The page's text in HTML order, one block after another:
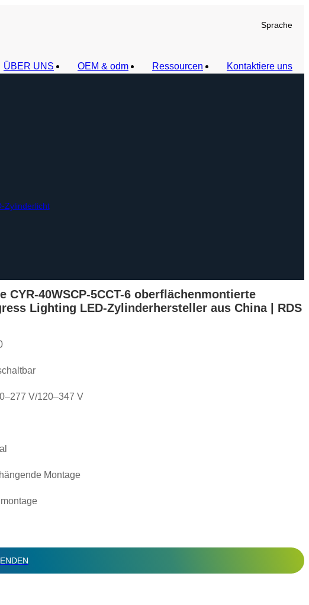
Sprache
ÜBER UNS OEM & odm Ressourcen Kontaktiere uns
Zylinderlicht
CYR-40WSCP-5CCT-6 oberflächenmontierte
Lighting LED-Zylinderhersteller aus China | RDS
V/120–347 V
Montage